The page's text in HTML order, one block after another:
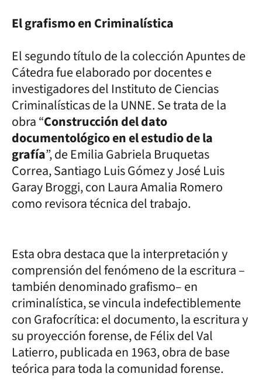
El grafismo en Criminalística
El segundo título de la colección Apuntes de
Cátedra fue elaborado por docentes e
investigadores del Instituto de Ciencias
Criminalísticas de la UNNE. Se trata de la
obra “Construcción del dato
documentológico en el estudio de la
grafía”, de Emilia Gabriela Bruquetas
Correa, Santiago Luis Gómez y José Luis
Garay Broggi, con Laura Amalia Romero
como revisora técnica del trabajo.
Esta obra destaca que la interpretación y
comprensión del fenómeno de la escritura –
también denominado grafismo– en
criminalística, se vincula indefectiblemente
con Grafocrítica: el documento, la escritura y
su proyección forense, de Félix del Val
Latierro, publicada en 1963, obra de base
teórica para toda la comunidad forense.